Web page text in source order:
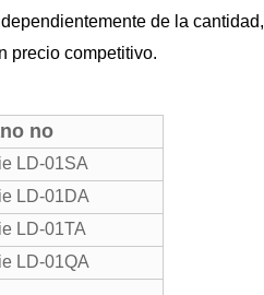
de la cantidad,
precio competitivo.
no
LD-01SA
LD-01DA
LD-01TA
LD-01QA